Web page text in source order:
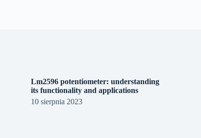
Lm2596 potentiometer: understanding
its functionality and applications
10 sierpnia 2023